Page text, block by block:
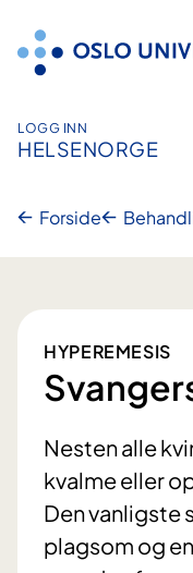
innhold
LOGG INN
HELSENORGE
Forside
HYPEREMESIS
Nesten alle
kvalme eller
Den vanligste
plagsom og